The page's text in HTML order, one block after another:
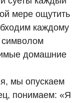
мере ощутить
каждому
символом
домашние
мы опускаем
понимаем: «Я